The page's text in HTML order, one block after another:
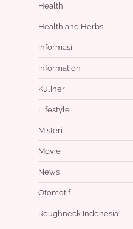
Health
Health and Herbs
Informasi
Information
Kuliner
Lifestyle
Misteri
Movie
News
Otomotif
Roughneck Indonesia